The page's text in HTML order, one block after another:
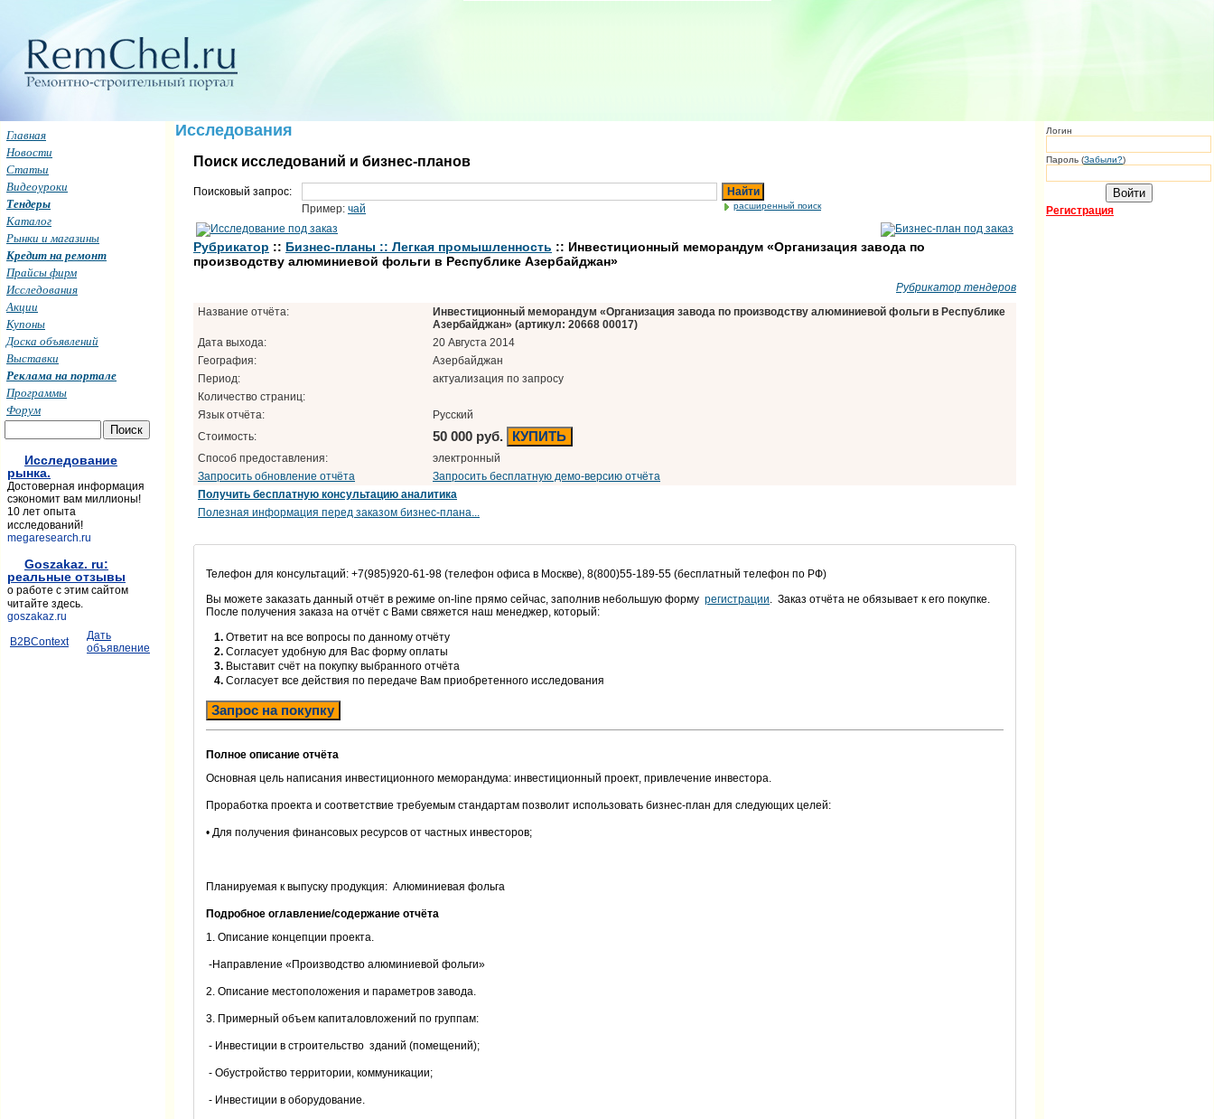
Исследования
Поиск исследований и бизнес-планов
Поисковый запрос:
Найти
Пример: чай расширенный поиск
Рубрикатор :: Бизнес-планы :: Легкая промышленность :: Инвестиционный меморандум «Организация завода по
производству алюминиевой фольги в Республике Азербайджан»
Рубрикатор тендеров
Название отчёта:
Инвестиционный меморандум «Организация завода по производству алюминиевой фольги в Республике
Азербайджан» (артикул: 20668 00017)
Дата выхода:
20 Августа 2014
География:
Азербайджан
Период:
актуализация по запросу
Количество страниц:
Язык отчёта:
Русский
Стоимость:
50 000 руб. КУПИТЬ
Способ предоставления:
электронный
Запросить обновление отчёта
Запросить бесплатную демо-версию отчёта
Получить бесплатную консультацию аналитика
Полезная информация перед заказом бизнес-плана...
Телефон для консультаций: +7(985)920-61-98 (телефон офиса в Москве), 8(800)55-189-55 (бесплатный телефон по РФ)
Вы можете заказать данный отчёт в режиме on-line прямо сейчас, заполнив небольшую форму регистрации. Заказ отчёта не обязывает к его покупке.
После получения заказа на отчёт с Вами свяжется наш менеджер, который:
1. Ответит на все вопросы по данному отчёту
2. Согласует удобную для Вас форму оплаты
3. Выставит счёт на покупку выбранного отчёта
4. Согласует все действия по передаче Вам приобретенного исследования
Запрос на покупку
Полное описание отчёта
Основная цель написания инвестиционного меморандума: инвестиционный проект, привлечение инвестора.
Проработка проекта и соответствие требуемым стандартам позволит использовать бизнес-план для следующих целей:
• Для получения финансовых ресурсов от частных инвесторов;
Планируемая к выпуску продукция: Алюминиевая фольга
Подробное оглавление/содержание отчёта
1. Описание концепции проекта.
-Направление «Производство алюминиевой фольги»
2. Описание местоположения и параметров завода.
3. Примерный объем капиталовложений по группам:
- Инвестиции в строительство зданий (помещений);
- Обустройство территории, коммуникации;
- Инвестиции в оборудование.
Главная
Новости
Статьи
Видеоуроки
Тендеры
Каталог
Рынки и магазины
Кредит на ремонт
Прайсы фирм
Исследования
Акции
Купоны
Доска объявлений
Выставки
Реклама на портале
Программы
Форум
Исследование
рынка.
Достоверная информация
сэкономит вам миллионы!
10 лет опыта
исследований!
megaresearch.ru
Goszakaz. ru:
реальные отзывы
о работе с этим сайтом
читайте здесь.
goszakaz.ru
B2BContext
Дать
объявление
Логин
Пароль (Забыли?)
Регистрация